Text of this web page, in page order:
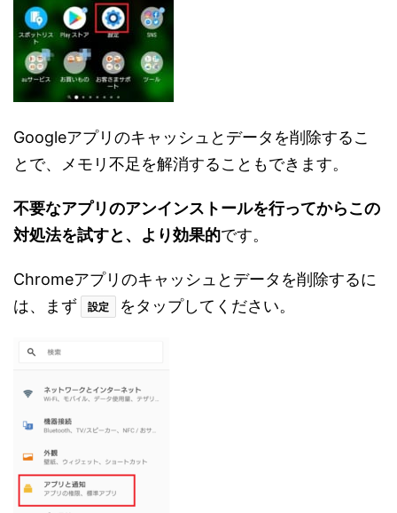
Googleアプリのキャッシュとデータを削除するこ
とで、メモリ不足を解消することもできます。
不要なアプリのアンインストールを行ってからこの
対処法を試すと、より効果的です。
Chromeアプリのキャッシュとデータを削除するに
は、まず
設定 をタップしてください。